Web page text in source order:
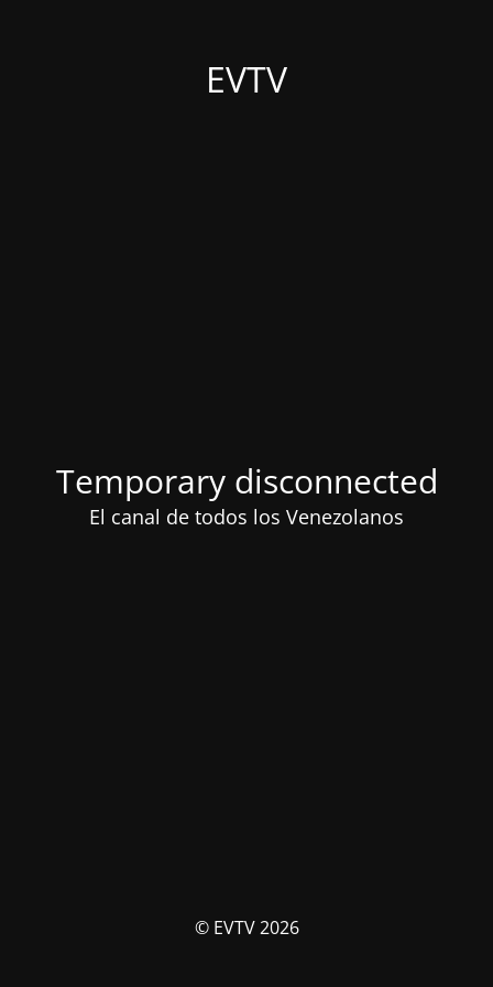
EVTV
Temporary disconnected
El canal de todos los Venezolanos
© EVTV 2026